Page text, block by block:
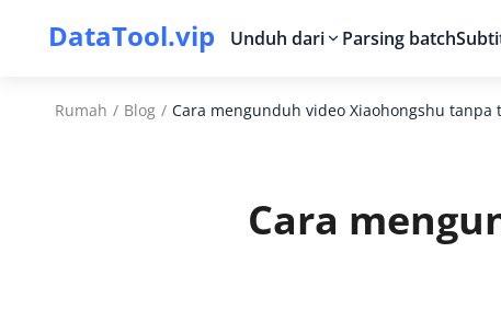
DataTool.vip Unduh dari Parsing batch
Rumah / Blog / Cara mengunduh video Xiaohongshu tanpa
Cara